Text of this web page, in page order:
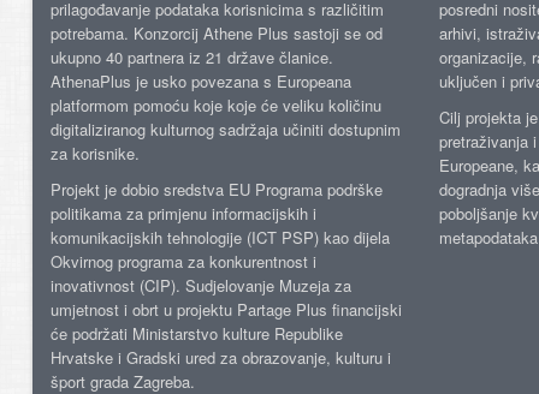
prilagođavanje podataka korisnicima s različitim
potrebama. Konzorcij Athene Plus sastoji se od
ukupno 40 partnera iz 21 države članice.
AthenaPlus je usko povezana s Europeana
platformom pomoću koje koje će veliku količinu
digitaliziranog kulturnog sadržaja učiniti dostupnim
za korisnike.
Projekt je dobio sredstva EU Programa podrške
politikama za primjenu informacijskih i
komunikacijskih tehnologije (ICT PSP) kao dijela
Okvirnog programa za konkurentnost i
inovativnost (CIP). Sudjelovanje Muzeja za
umjetnost i obrt u projektu Partage Plus financijski
će podržati Ministarstvo kulture Republike
Hrvatske i Gradski ured za obrazovanje, kulturu i
šport grada Zagreba.
posredni
arhivi,
organizacije,
uključen i
Cilj projekta
pretraživanja
Europeane,
dogradnja
poboljšanje